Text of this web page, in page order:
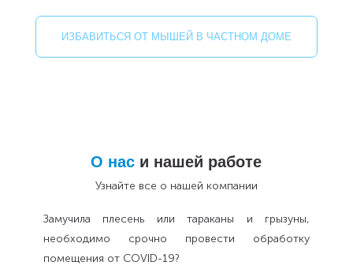
ИЗБАВИТЬСЯ ОТ МЫШЕЙ В ЧАСТНОМ ДОМЕ
О нас и нашей работе
Узнайте все о нашей компании
Замучила плесень или тараканы и грызуны,
необходимо срочно провести обработку
помещения от COVID-19?